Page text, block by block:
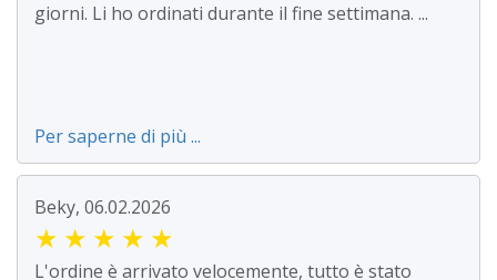
giorni. Li ho ordinati durante il fine settimana. ...
Per saperne di più ...
Beky, 06.02.2026
★ ★ ★ ★ ★
L'ordine è arrivato velocemente, tutto è stato